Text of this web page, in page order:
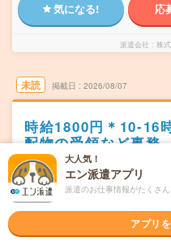
気になる! 応
派遣会社 株
未読 掲載日 2026/08/07
時給1800円＊10-16
配物の受領など事務
職種未経験OK 交通費別途支給
派遣
東京都千代田区
麹町駅から徒歩1分
大人気！
エン派遣アプリ
派遣のお仕事情報がたくさ
アプリ